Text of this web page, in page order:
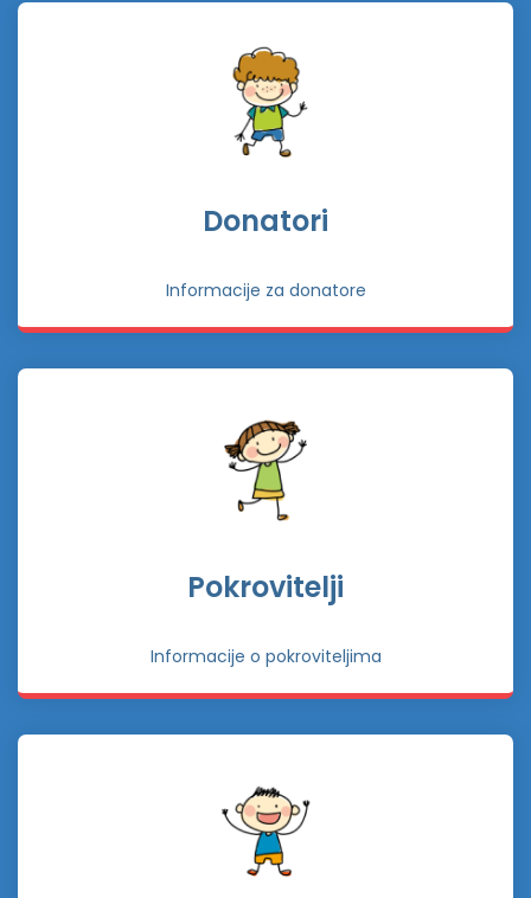
Donatori
Informacije za donatore
Pokrovitelji
Informacije o pokroviteljima